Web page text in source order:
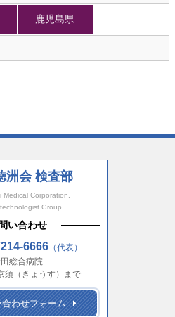
鹿児島県
洲会 検査部
Medical Corporation,
Group
い合わせ
6666 （代表）
総合病院
（きょうす）まで
合わせフォーム